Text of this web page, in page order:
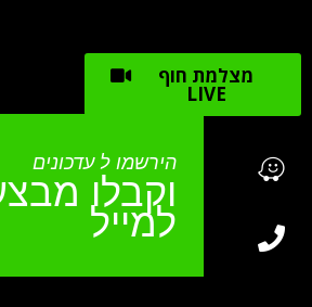
מצלמת חוף
LIVE
הירשמו ל עדכונים
וקבלו
למייל